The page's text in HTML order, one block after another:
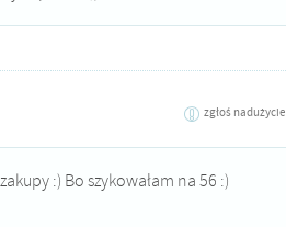
zgłoś nadużycie
:) Bo szykowałam na 56 :)